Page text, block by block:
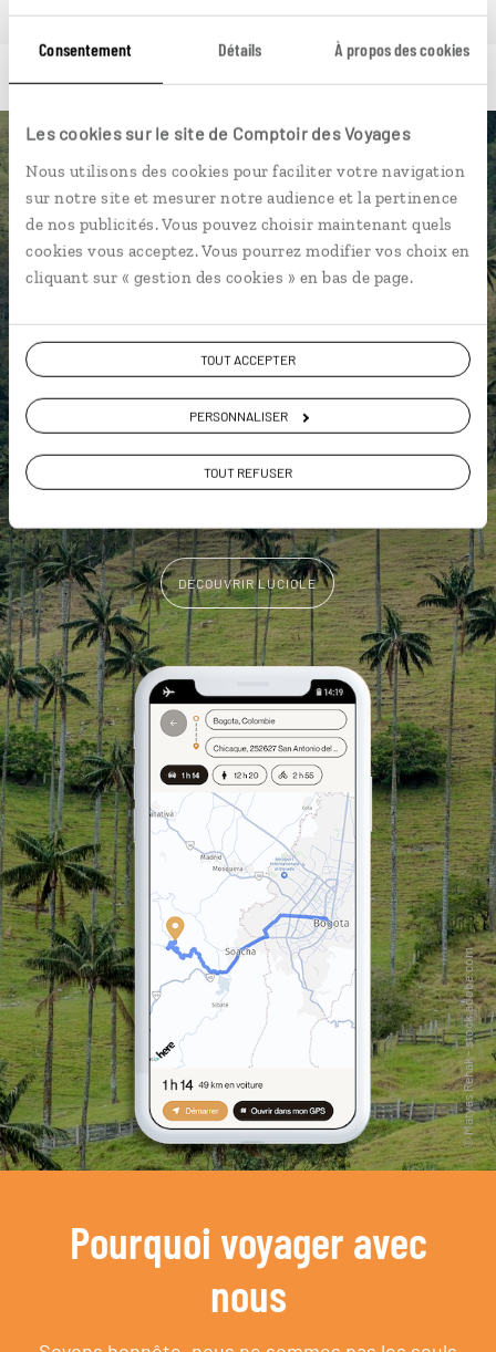
Consentement Détails À propos des cookies
Les cookies sur le site de Comptoir des Voyages
Nous utilisons des cookies pour faciliter votre navigation
sur notre site et mesurer notre audience et la pertinence
de nos publicités. Vous pouvez choisir maintenant quels
cookies vous acceptez. Vous pourrez modifier vos choix en
cliquant sur « gestion des cookies » en bas de page.
TOUT ACCEPTER
PERSONNALISER
TOUT REFUSER
Luciole,
l'appli qui vous guide en
Colombie
Notre sélection de bars à salsa
Les plus bellesfincasde café
géolocalisées
L'album souvenirs à composer
DÉCOUVRIR LUCIOLE
Pourquoi voyager avec
nous